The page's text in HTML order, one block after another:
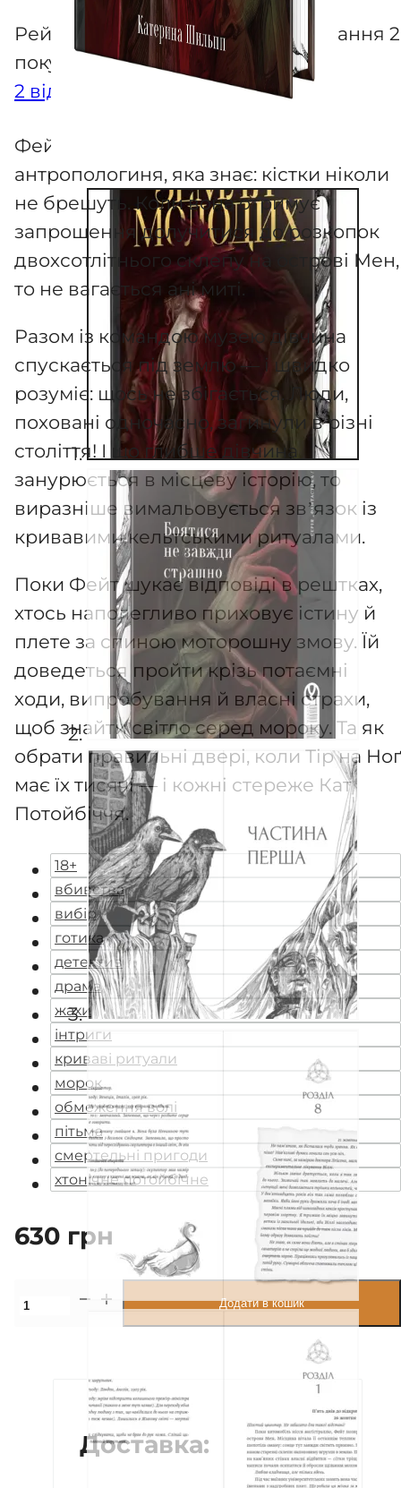
Рейтинг 5.00з 5 на основі опитування 2
покупців
2 відгуків
Фейт Гелен — студентка-
антропологиня, яка знає: кістки ніколи
не брешуть. Коли вона отримує
запрошення долучитися до розкопок
двохсотлітнього склепу на острові Мен,
то не вагається ані миті.
Разом із командою музею дівчина
спускається під землю — і швидко
розуміє: щось не збігається. Люди,
поховані одночасно, загинули в різні
століття! І що глибше дівчина
занурюється в місцеву історію, то
виразніше вимальовується зв’язок із
кривавими кельтськими ритуалами.
Поки Фейт шукає відповіді в рештках,
хтось наполегливо приховує істину й
плете за спиною моторошну змову. Їй
доведеться пройти крізь потаємні
ходи, випробування й власні страхи,
щоб знайти світло серед мороку. Та як
обрати правильні двері, коли Тір на Ноґ
має їх тисячі — і кожні стереже Кат
Потойбіччя.
18+
вбивства
вибір
готика
детектив
драма
жахи
інтриги
криваві ритуали
морок
обмеження волі
пітьма
смертельні пригоди
хтонічне потойбічне
630 грн
Земля
Додати в кошик
Доставка: